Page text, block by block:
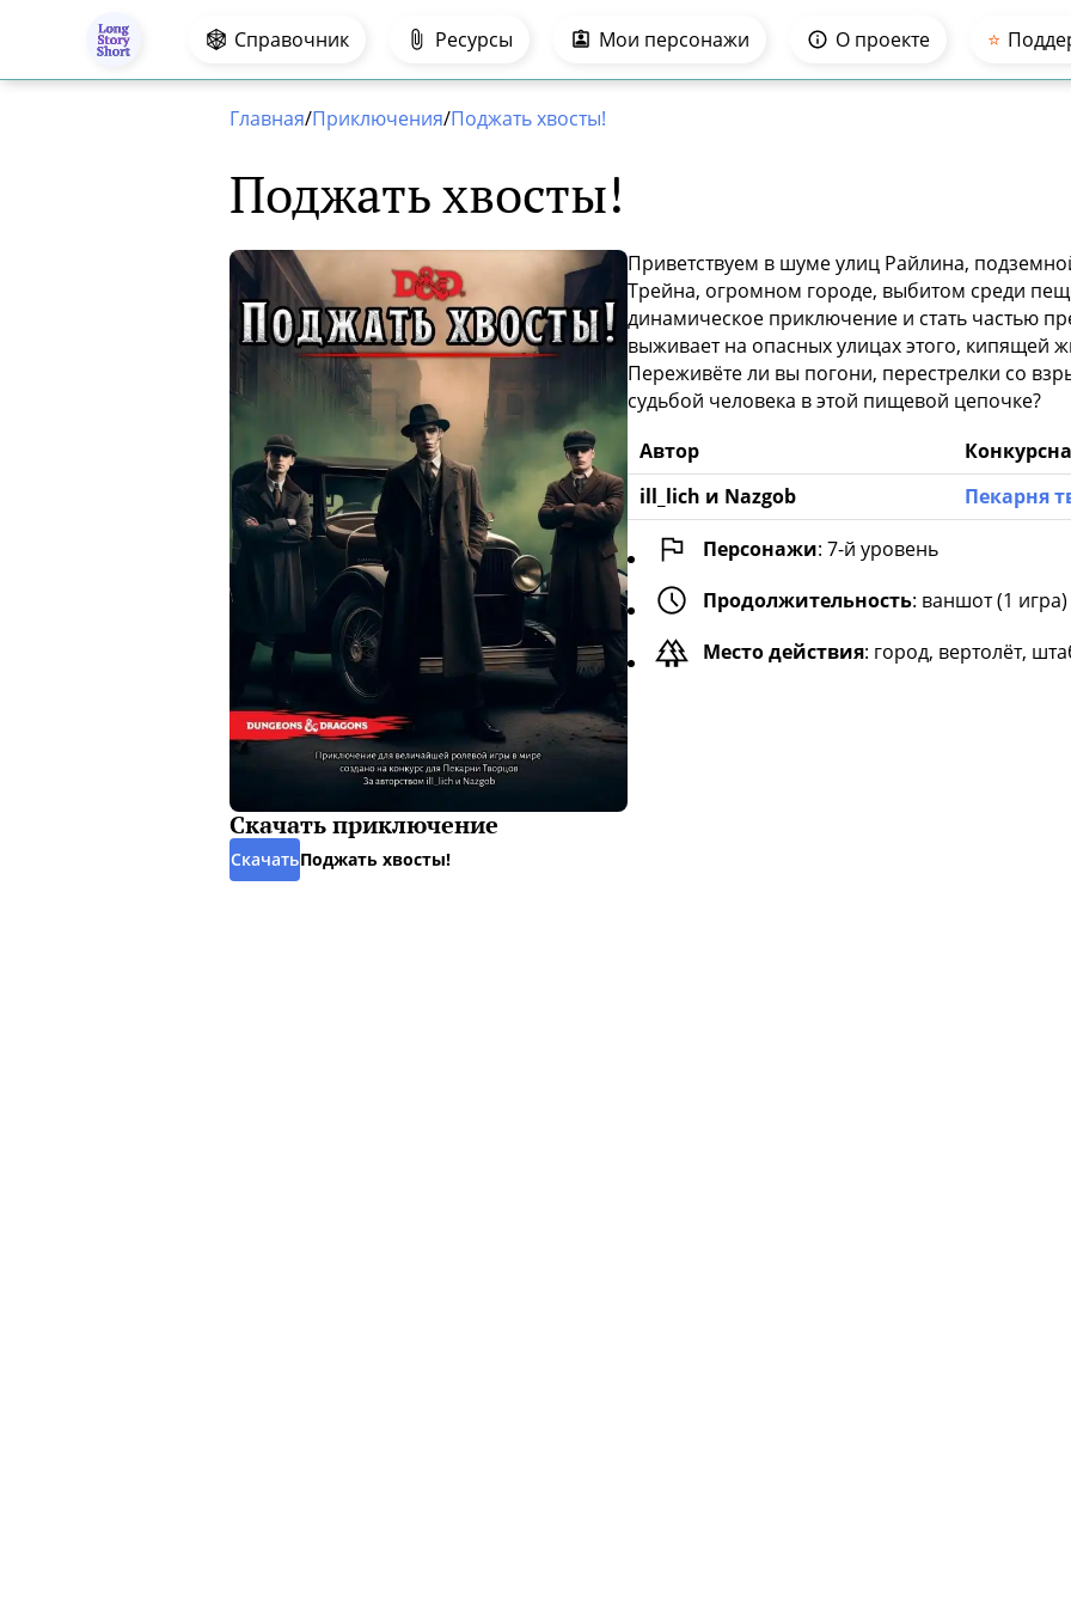
Главная/Приключения/Поджать хвосты!
Поджать хвосты!
Скачать приключение
СкачатьПоджать хвосты!
Приветствуем в шуме улиц Райлина,
Трейна, огромном городе, выбитом среди
динамическое приключение и стать частью
выживает на опасных улицах этого, кипящей
Переживёте ли вы погони, перестрелки со
судьбой человека в этой пищевой цепочке?
Автор
ill_lich и Nazgob
Пекарня
Персонажи: 7-й уровень
Продолжительность: ваншот (1 игра)
Место действия: город, вертолёт,
Справочник Ресурсы Мои персонажи О проекте ⭐️